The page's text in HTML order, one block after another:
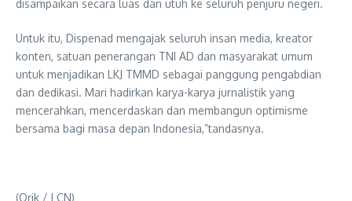
disampaikan secara luas dan utuh ke seluruh penjuru negeri.
Untuk itu, Dispenad mengajak seluruh insan media, kreator
konten, satuan penerangan TNI AD dan masyarakat umum
untuk menjadikan LKJ TMMD sebagai panggung pengabdian
dan dedikasi. Mari hadirkan karya-karya jurnalistik yang
mencerahkan, mencerdaskan dan membangun optimisme
bersama bagi masa depan Indonesia,”tandasnya.
(Orik / LCN)